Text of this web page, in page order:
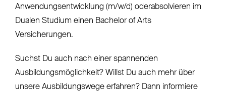
Anwendungsentwicklung (m/w/d) oderabsolvieren im
Dualen Studium einen Bachelor of Arts
Versicherungen.
Suchst Du auch nach einer spannenden
Ausbildungsmöglichkeit? Willst Du auch mehr über
unsere Ausbildungswege erfahren? Dann informiere